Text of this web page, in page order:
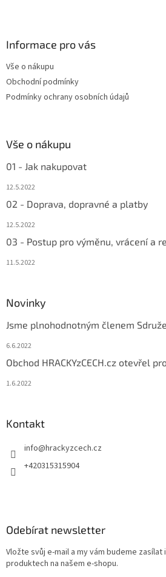
Informace pro vás
Vše o nákupu
Obchodní podmínky
Podmínky ochrany osobních údajů
Vše o nákupu
01 - Jak nakupovat
12.5.2022
02 - Doprava, dopravné a platby
12.5.2022
03 - Postup pro výměnu, vrácení a
11.5.2022
Novinky
Jsme plnohodnotným členem
6.6.2022
Obchod HRACKYzCECH.cz otevřel
1.6.2022
Kontakt
info@hrackyzcech.cz
+420315315904
Odebírat newsletter
Vložte svůj e-mail a my vám budeme
produktech na našem e-shopu.